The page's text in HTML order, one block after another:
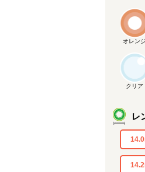
オレンジ
クリア
レ